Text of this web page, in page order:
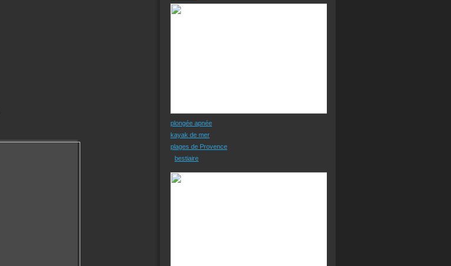
plongée apnée
kayak de mer
plages de Provence
bestiaire